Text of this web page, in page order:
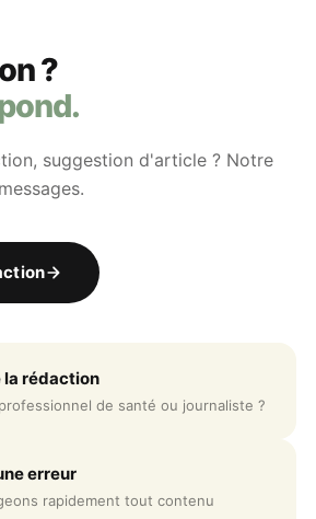
?
suggestion d'article ? Notre
la rédaction
de santé ou journaliste ?
erreur
rapidement tout contenu